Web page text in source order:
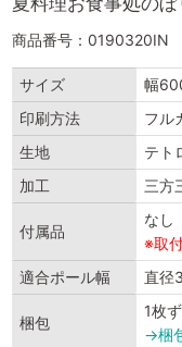
商品番号：0190320IN
サイズ
幅
印刷方法
フル
生地
テト
加工
三方
付属品
なし
※取
適合ポール幅
直径
梱包
1枚
→梱